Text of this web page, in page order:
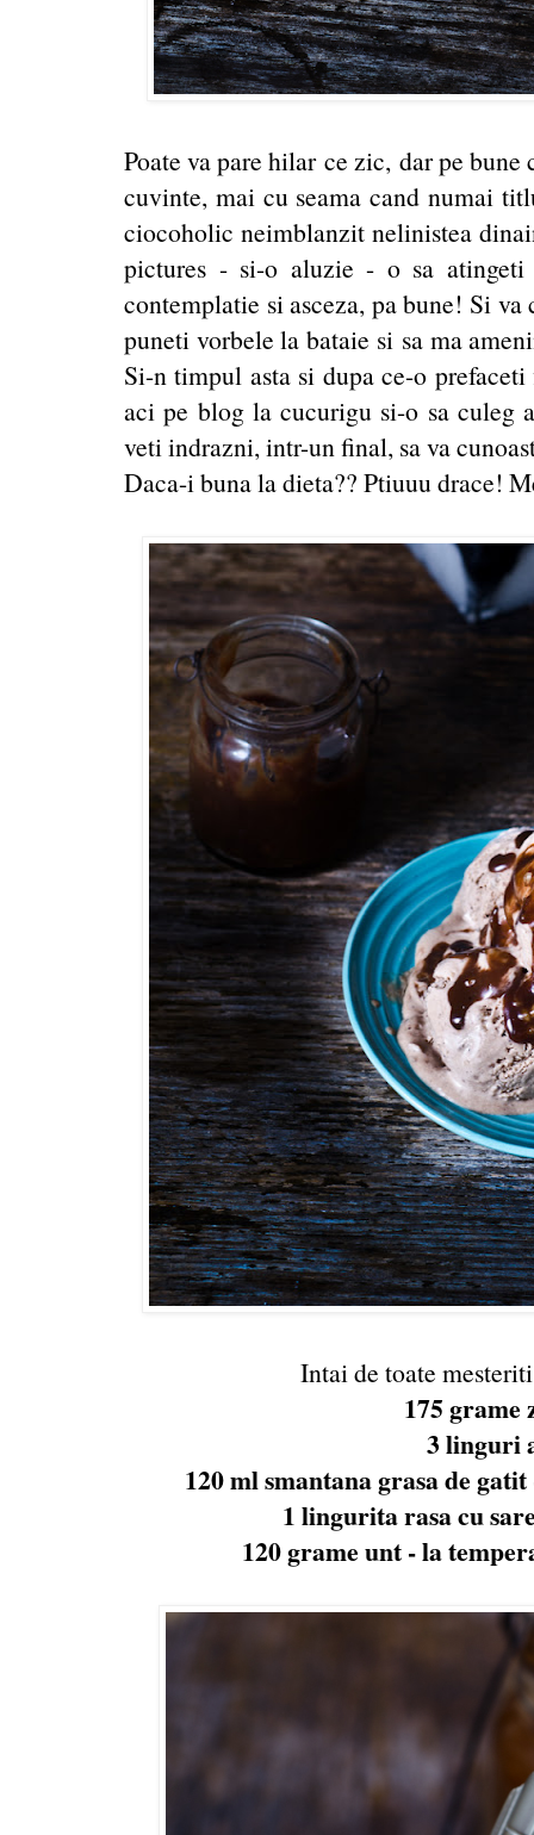
Poate va pare hilar ce zic, dar pe bune
cuvinte, mai cu seama cand numai
ciocoholic neimblanzit nelinistea
pictures - si-o aluzie - o sa
contemplatie si asceza, pa bune! Si
puneti vorbele la bataie si sa ma
Si-n timpul asta si dupa ce-o
aci pe blog la cucurigu si-o sa culeg
veti indrazni, intr-un final, sa va
Daca-i buna la dieta?? Ptiuuu drace!
Intai de toate
175 grame
3 linguri
120 ml smantana grasa de
1 lingurita rasa cu
120 grame unt - la